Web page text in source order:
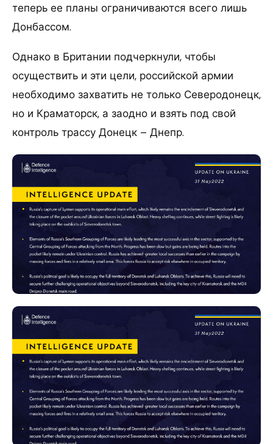
теперь ее планы ограничиваются всего лишь
Донбассом.
Однако в Британии подчеркнули, чтобы
осуществить и эти цели, российской армии
необходимо захватить не только Северодонецк,
но и Краматорск, а заодно и взять под свой
контроль трассу Донецк – Днепр.